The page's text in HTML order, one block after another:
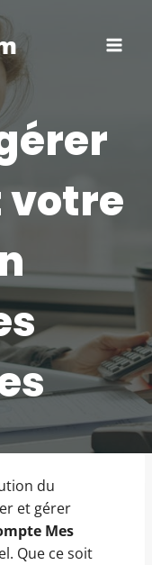
du
et gérer
Mes
Que ce soit